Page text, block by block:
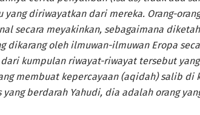
diriwayatkan dari mereka. Orang-
secara meyakinkan, sebagaimana
dikarang oleh ilmuwan-ilmuwan Eropa
kumpulan riwayat-riwayat tersebut
membuat kepercayaan (aqidah) salib di
yang berdarah Yahudi, dia adalah orang